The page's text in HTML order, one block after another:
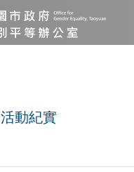
活動紀實